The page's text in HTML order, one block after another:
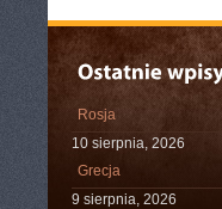
Rosja
10 sierpnia, 2026
Grecja
9 sierpnia, 2026